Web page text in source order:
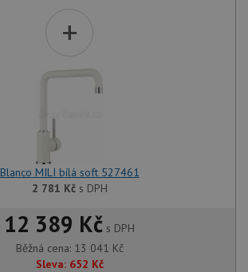
+
Blanco MILI bílá soft 527461
2 781 Kčs DPH
12 389 Kč s DPH
Běžná cena: 13 041 Kč
Sleva: 652 Kč